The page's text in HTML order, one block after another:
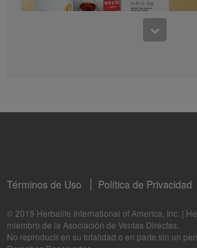
Preguntas frecuentes sobre Bioniq GO: 1
Bioniq GO: Tu salud, Nuestro compromiso
Descubre más sobre este suplemento personalizado
Términos de Uso Política de Privacidad
© 2019 Herbalife International of America, Inc. |
miembro de la Asociación de Ventas Directas.
No reproducir en su totalidad o en parte sin un